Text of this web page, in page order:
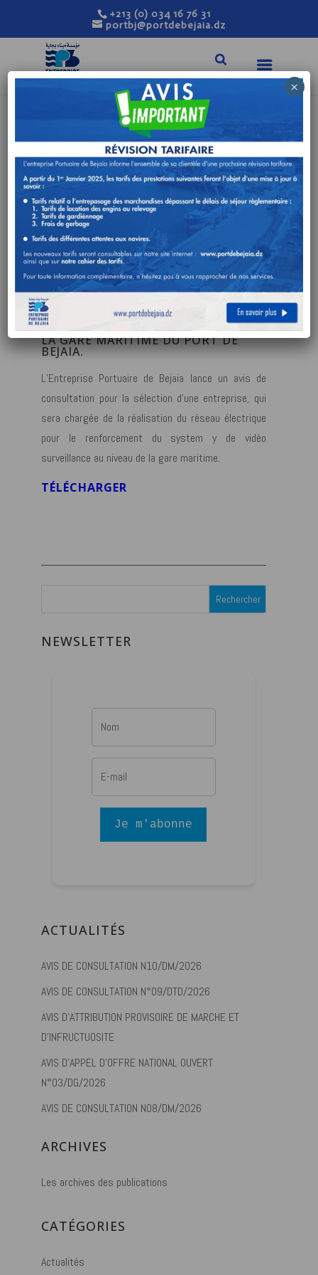
+213 (0) 034 16 76 31
portbj@portdebejaia.dz
AVIS DE
CONSULTATION
N°01/DTD/2025
Juin 1, 2025|Avis de consultation
REALISATION D’UN RESEAU
ELECTRIQUE POUR LE SYSTEME DE
VIDEO SURVEILLENCE AU NIVEAU DE
LA GARE MARITIME DU PORT DE
BEJAIA.
L’Entreprise Portuaire de Bejaia lance un avis de
consultation pour la sélection d’une entreprise, qui
sera chargée de la réalisation du réseau électrique
pour le renforcement du system y de vidéo
surveillance au niveau de la gare maritime.
TÉLÉCHARGER
NEWSLETTER
Je m'abonne
ACTUALITÉS
AVIS DE CONSULTATION N10/DM/2026
AVIS DE CONSULTATION N°09/DTD/2026
AVIS D’ATTRIBUTION PROVISOIRE DE MARCHE ET
D’INFRUCTUOSITE
AVIS D’APPEL D’OFFRE NATIONAL OUVERT
N°03/DG/2026
AVIS DE CONSULTATION N08/DM/2026
ARCHIVES
Les archives des publications
CATÉGORIES
Actualités
×